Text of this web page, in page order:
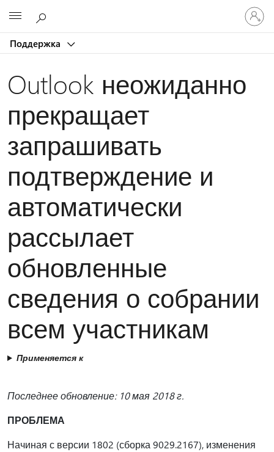
Поддержка
Outlook неожиданно
прекращает
запрашивать
подтверждение и
автоматически
рассылает
обновленные
сведения о собрании
всем участникам
Применяется к
Последнее обновление: 10 мая 2018 г.
ПРОБЛЕМА
Начиная с версии 1802 (сборка 9029.2167), изменения